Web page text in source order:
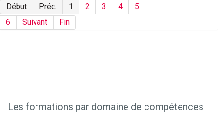
Début Préc. 1 2 3 4
5
6
Suivant Fin
Les formations par domaine de compétences